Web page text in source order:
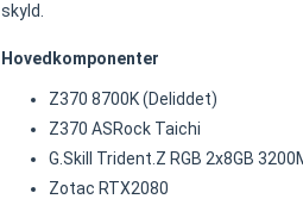
skyld.
Hovedkomponenter
Z370 8700K (Deliddet)
Z370 ASRock Taichi
G.Skill Trident.Z RGB 2x8GB
Zotac RTX2080